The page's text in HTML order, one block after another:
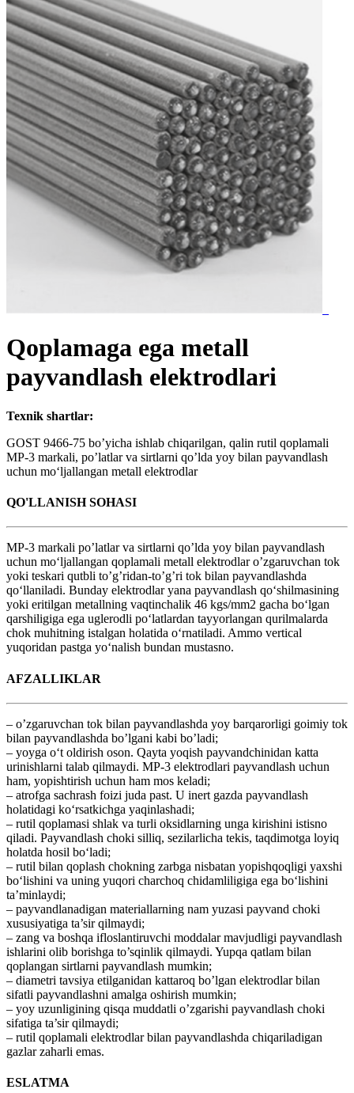
Qoplamaga ega metall
payvandlash elektrodlari
Texnik shartlar:
GOST 9466-75 bo’yicha ishlab chiqarilgan, qalin rutil qoplamali
MР-3 markali, po’latlar va sirtlarni qo’lda yoy bilan payvandlash
uchun mo‘ljallangan metall elektrodlar
QO'LLANISH SOHASI
MР-3 markali po’latlar va sirtlarni qo’lda yoy bilan payvandlash
uchun mo‘ljallangan qoplamali metall elektrodlar o’zgaruvchan tok
yoki teskari qutbli to’g’ridan-to’g’ri tok bilan payvandlashda
qo‘llaniladi. Bunday elektrodlar yana payvandlash qo‘shilmasining
yoki eritilgan metallning vaqtinchalik 46 kgs/mm2 gacha bo‘lgan
qarshiligiga ega uglerodli po‘latlardan tayyorlangan qurilmalarda
chok muhitning istalgan holatida o‘rnatiladi. Ammo vertical
yuqoridan pastga yo‘nalish bundan mustasno.
AFZALLIKLAR
– o’zgaruvchan tok bilan payvandlashda yoy barqarorligi goimiy tok
bilan payvandlashda bo’lgani kabi bo’ladi;
– yoyga o‘t oldirish oson. Qayta yoqish payvandchinidan katta
urinishlarni talab qilmaydi. MP-3 elektrodlari payvandlash uchun
ham, yopishtirish uchun ham mos keladi;
– atrofga sachrash foizi juda past. U inert gazda payvandlash
holatidagi ko‘rsatkichga yaqinlashadi;
– rutil qoplamasi shlak va turli oksidlarning unga kirishini istisno
qiladi. Payvandlash choki silliq, sezilarlicha tekis, taqdimotga loyiq
holatda hosil bo‘ladi;
– rutil bilan qoplash chokning zarbga nisbatan yopishqoqligi yaxshi
bo‘lishini va uning yuqori charchoq chidamliligiga ega bo‘lishini
ta’minlaydi;
– payvandlanadigan materiallarning nam yuzasi payvand choki
xususiyatiga ta’sir qilmaydi;
– zang va boshqa ifloslantiruvchi moddalar mavjudligi payvandlash
ishlarini olib borishga to’sqinlik qilmaydi. Yupqa qatlam bilan
qoplangan sirtlarni payvandlash mumkin;
– diametri tavsiya etilganidan kattaroq bo’lgan elektrodlar bilan
sifatli payvandlashni amalga oshirish mumkin;
– yoy uzunligining qisqa muddatli o’zgarishi payvandlash choki
sifatiga ta’sir qilmaydi;
– rutil qoplamali elektrodlar bilan payvandlashda chiqariladigan
gazlar zaharli emas.
ESLATMA